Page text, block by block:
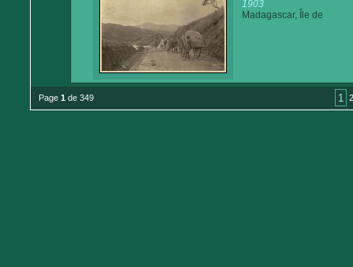
1903
Madagascar, Île de
Page 1 de 349 1 2